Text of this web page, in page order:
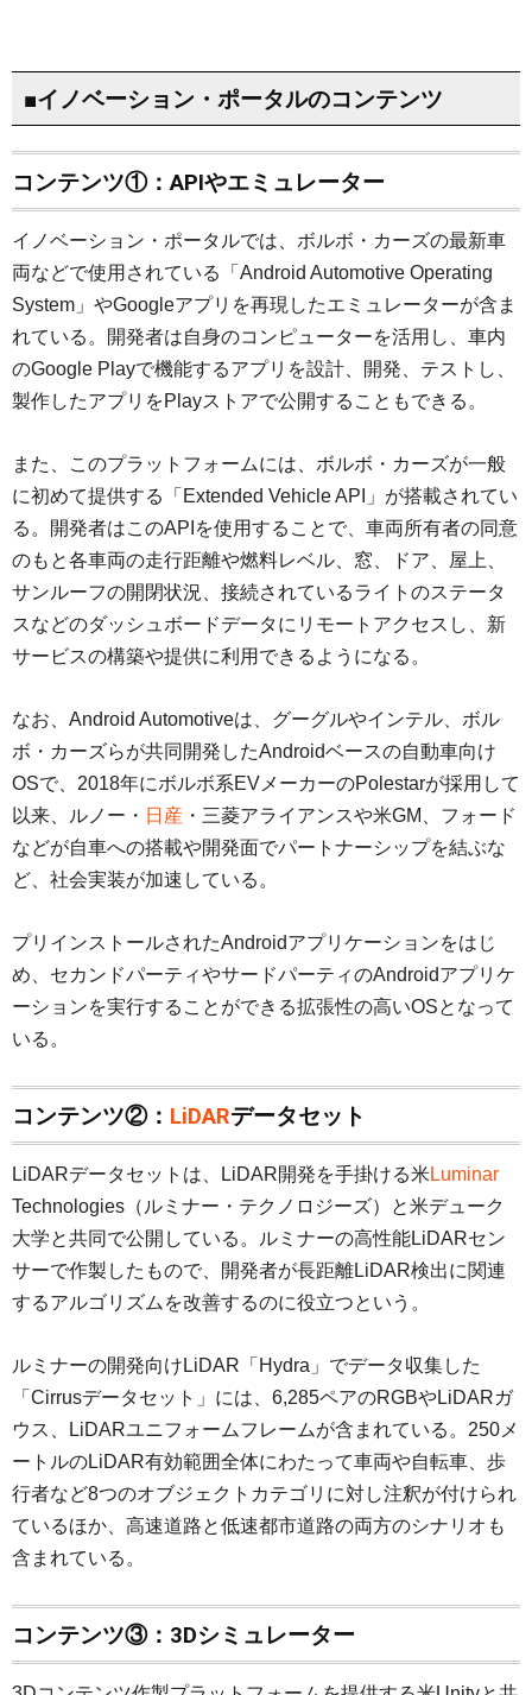
■イノベーション・ポータルのコンテンツ
コンテンツ①：APIやエミュレーター
イノベーション・ポータルでは、ボルボ・カーズの最新車
両などで使用されている「Android Automotive Operating
System」やGoogleアプリを再現したエミュレーターが含ま
れている。開発者は自身のコンピューターを活用し、車内
のGoogle Playで機能するアプリを設計、開発、テストし、
製作したアプリをPlayストアで公開することもできる。
また、このプラットフォームには、ボルボ・カーズが一般
に初めて提供する「Extended Vehicle API」が搭載されてい
る。開発者はこのAPIを使用することで、車両所有者の同意
のもと各車両の走行距離や燃料レベル、窓、ドア、屋上、
サンルーフの開閉状況、接続されているライトのステータ
スなどのダッシュボードデータにリモートアクセスし、新
サービスの構築や提供に利用できるようになる。
なお、Android Automotiveは、グーグルやインテル、ボル
ボ・カーズらが共同開発したAndroidベースの自動車向け
OSで、2018年にボルボ系EVメーカーのPolestarが採用して
以来、ルノー・ 日産 ・三菱アライアンスや米GM、フォード
などが自車への搭載や開発面でパートナーシップを結ぶな
ど、社会実装が加速している。
プリインストールされたAndroidアプリケーションをはじ
め、セカンドパーティやサードパーティのAndroidアプリケ
ーションを実行することができる拡張性の高いOSとなって
いる。
コンテンツ②： LiDARデータセット
LiDARデータセットは、LiDAR開発を手掛ける米Luminar
Technologies（ルミナー・テクノロジーズ）と米デューク
大学と共同で公開している。ルミナーの高性能LiDARセン
サーで作製したもので、開発者が長距離LiDAR検出に関連
するアルゴリズムを改善するのに役立つという。
ルミナーの開発向けLiDAR「Hydra」でデータ収集した
「Cirrusデータセット」には、6,285ペアのRGBやLiDARガ
ウス、LiDARユニフォームフレームが含まれている。250メ
ートルのLiDAR有効範囲全体にわたって車両や自転車、歩
行者など8つのオブジェクトカテゴリに対し注釈が付けられ
ているほか、高速道路と低速都市道路の両方のシナリオも
含まれている。
コンテンツ③：3Dシミュレーター